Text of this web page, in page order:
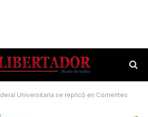
Universitaria se replicó en Corrientes